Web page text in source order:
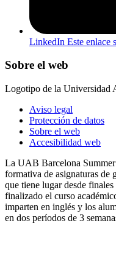
LinkedIn Este enlace
Sobre el web
Logotipo de la Universidad
Aviso legal
Protección de datos
Sobre el web
Accesibilidad web
La UAB Barcelona
formativa de asignaturas de
que tiene lugar desde
finalizado el curso
imparten en inglés y los
en dos períodos de 3